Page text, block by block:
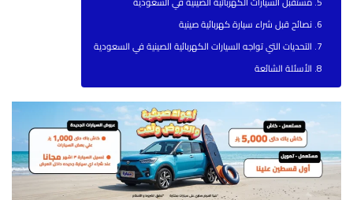
نصائح قبل شراء سيارة كهربائية صينية
التحديات التي تواجه السيارات الكهربائية الصينية في السعودية
الأسئلة الشائعة